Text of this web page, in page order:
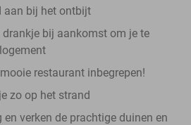
aan bij het ontbijt
bij aankomst om je te
restaurant inbegrepen!
zo op het strand
verken de prachtige duinen en